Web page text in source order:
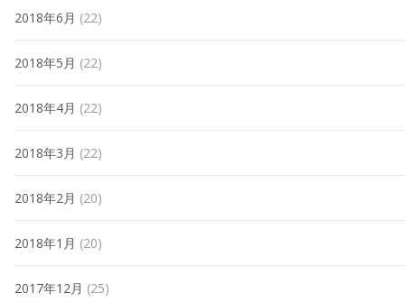
2018年6月 (22)
2018年5月 (22)
2018年4月 (22)
2018年3月 (22)
2018年2月 (20)
2018年1月 (20)
2017年12月 (25)